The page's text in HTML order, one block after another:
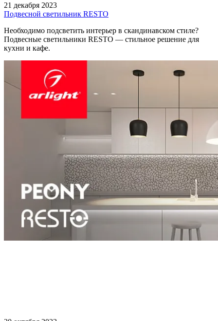
21 декабря 2023
Подвесной светильник RESTO
Необходимо подсветить интерьер в скандинавском стиле?
Подвесные светильники RESTO — стильное решение для
кухни и кафе.